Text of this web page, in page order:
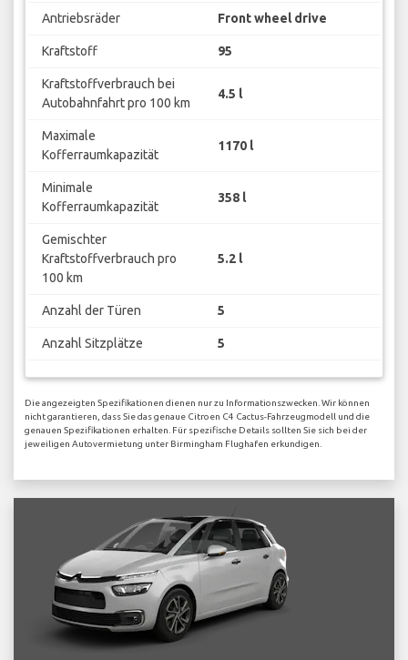
Antriebsräder Front wheel drive
Kraftstoff 95
Kraftstoffverbrauch bei
Autobahnfahrt pro 100 km
4.5 l
Maximale
Kofferraumkapazität
1170 l
Minimale
Kofferraumkapazität
358 l
Gemischter
Kraftstoffverbrauch pro
100 km
5.2 l
Anzahl der Türen 5
Anzahl Sitzplätze 5
Die angezeigten Spezifikationen dienen nur zu Informationszwecken. Wir können
nicht garantieren, dass Sie das genaue Citroen C4 Cactus-Fahrzeugmodell und die
genauen Spezifikationen erhalten. Für spezifische Details sollten Sie sich bei der
jeweiligen Autovermietung unter Birmingham Flughafen erkundigen.